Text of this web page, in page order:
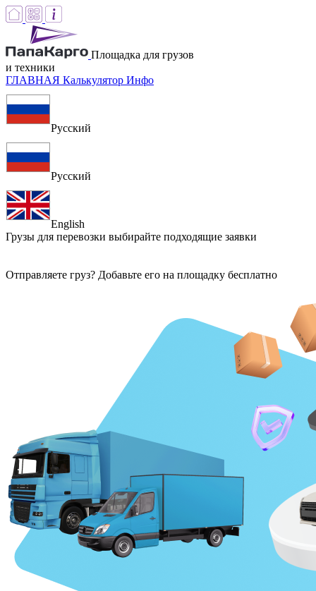
Площадка для грузов
и техники
ГЛАВНАЯ Калькулятор Инфо
Русский
Русский
English
Грузы для перевозки выбирайте подходящие заявки
Отправляете груз? Добавьте его на площадку бесплатно